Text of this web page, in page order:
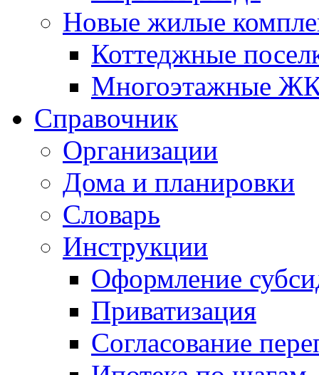
Новые жилые
Коттеджные
Многоэтажные
Справочник
Организации
Дома и планировки
Словарь
Инструкции
Оформление
Приватизация
Согласование